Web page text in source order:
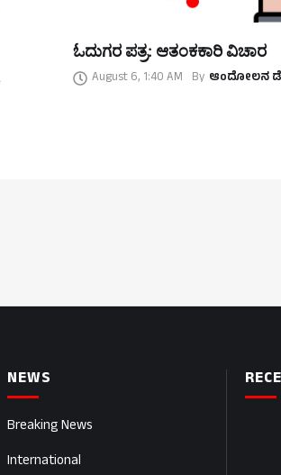
ಓದುಗರ ಪತ್ರ: ಆತಂಕಕಾರಿ ವಿಚಾರ
August 6, 1:40 AM By ಆಂದೋಲನ
NEWS
Breaking News
International